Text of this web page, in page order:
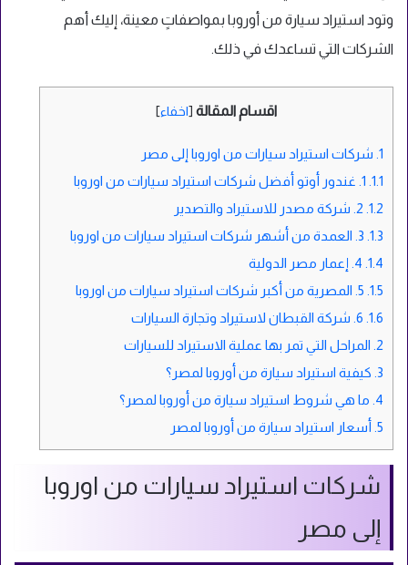
وتود استيراد سيارة من أوروبا بمواصفاتٍ معينة، إليك أهم
الشركات التي تساعدك في ذلك.
اقسام المقالة [اخفاء]
1. شركات استيراد سيارات من اوروبا إلى مصر
1.1.
1.2.
1.3.
1.4.
1.5.
1.6.
2. المراحل التي تمر بها عملية الاستيراد للسيارات
3. كيفية استيراد سيارة من أوروبا لمصر؟
4. ما هي شروط استيراد سيارة من أوروبا لمصر؟
5. أسعار استيراد سيارة من أوروبا لمصر
شركات استيراد سيارات من اوروبا
إلى مصر